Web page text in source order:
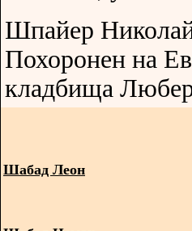
Шпайер
Похоронен на
кладбища
Шабад Леон